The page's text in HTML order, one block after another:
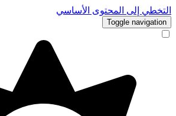
التخطي إلى المحتوى الأساسي
Toggle navigation